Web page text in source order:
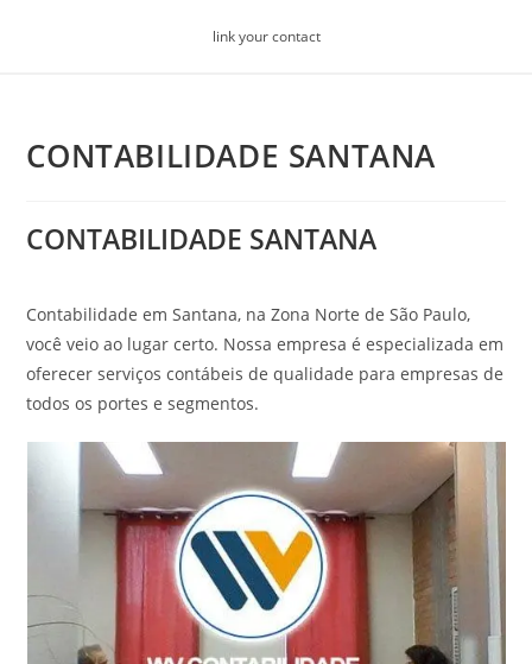
link your contact
CONTABILIDADE SANTANA
CONTABILIDADE SANTANA
Contabilidade em Santana, na Zona Norte de São Paulo,
você veio ao lugar certo. Nossa empresa é especializada em
oferecer serviços contábeis de qualidade para empresas de
todos os portes e segmentos.